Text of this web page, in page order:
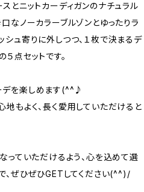
とニットカーディガンのナチュラル
なノーカラーブルゾンとゆったりラ
シュ寄りに外しつつ、１枚で決まるデ
点セットです。
デを楽しめます(^^♪
地もよく、長く愛用していただけると
ていただけるよう、心を込めて選
、ぜひぜひGETしてください(^^)/